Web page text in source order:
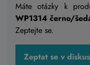
Máte otázky k
WP1314 černo/
Zeptejte se.
Zeptat se v